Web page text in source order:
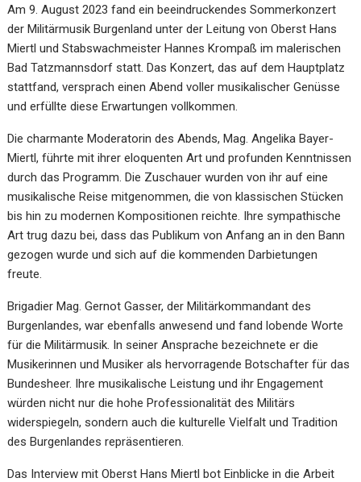
Am 9. August 2023 fand ein beeindruckendes Sommerkonzert
der Militärmusik Burgenland unter der Leitung von Oberst Hans
Miertl und Stabswachmeister Hannes Krompaß im malerischen
Bad Tatzmannsdorf statt. Das Konzert, das auf dem Hauptplatz
stattfand, versprach einen Abend voller musikalischer Genüsse
und erfüllte diese Erwartungen vollkommen.
Die charmante Moderatorin des Abends, Mag. Angelika Bayer-
Miertl, führte mit ihrer eloquenten Art und profunden Kenntnissen
durch das Programm. Die Zuschauer wurden von ihr auf eine
musikalische Reise mitgenommen, die von klassischen Stücken
bis hin zu modernen Kompositionen reichte. Ihre sympathische
Art trug dazu bei, dass das Publikum von Anfang an in den Bann
gezogen wurde und sich auf die kommenden Darbietungen
freute.
Brigadier Mag. Gernot Gasser, der Militärkommandant des
Burgenlandes, war ebenfalls anwesend und fand lobende Worte
für die Militärmusik. In seiner Ansprache bezeichnete er die
Musikerinnen und Musiker als hervorragende Botschafter für das
Bundesheer. Ihre musikalische Leistung und ihr Engagement
würden nicht nur die hohe Professionalität des Militärs
widerspiegeln, sondern auch die kulturelle Vielfalt und Tradition
des Burgenlandes repräsentieren.
Das Interview mit Oberst Hans Miertl bot Einblicke in die Arbeit